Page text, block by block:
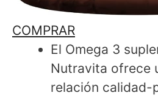
COMPRAR
El Omega 3
Nutravita ofrece
relación calidad-